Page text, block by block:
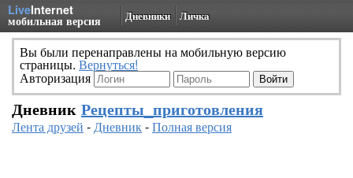
LiveInternet
мобильная версия Дневники Личка
Вы были перенаправлены на мобильную версию
страницы. Вернуться!
Авторизация
Дневник Рецепты_приготовления
Лента друзей -Дневник-Полная версия